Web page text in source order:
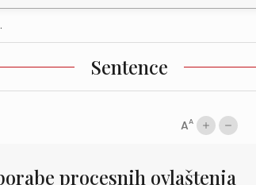
Sentence
AA
procesnih ovlaštenja